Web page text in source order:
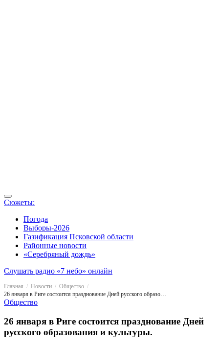
Сюжеты:
Погода
Выборы-2026
Газификация Псковской области
Районные новости
«Серебряный дождь»
Слушать радио «7 небо» онлайн
Главная Новости
Общество
26 января в Риге состоится празднование Дней русского образования и культуры.
Общество
26 января в Риге состоится празднование Дней
русского образования и культуры.